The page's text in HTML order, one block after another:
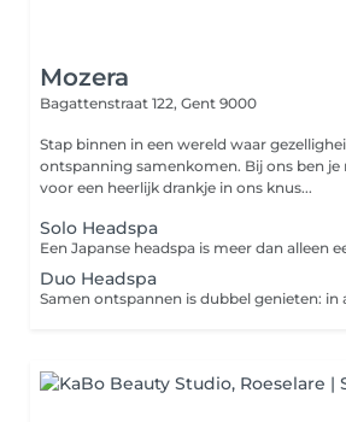
Mozera
Bagattenstraat 122, Gent 9000
Stap binnen in een wereld waar
ontspanning samenkomen. Bij ons ben je
voor een heerlijk drankje in ons knus...
Solo Headspa
Duo Headspa